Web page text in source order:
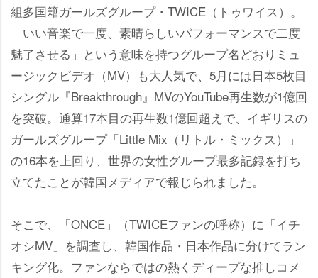
組多国籍ガールズグループ・TWICE（トゥワイス）。
「いい音楽で一度、素晴らしいパフォーマンスで二度
魅了させる」という意味を持つグループ名どおりミュ
ージックビデオ（MV）も大人気で、5月には日本5枚目
シングル『Breakthrough』MVのYouTube再生数が1億回
を突破。通算17本目の再生数1億回超えで、イギリスの
ガールズグループ「Little Mix（リトル・ミックス）」
の16本を上回り、世界の女性グループ最多記録を打ち
立てたことが韓国メディアで報じられました。
そこで、「ONCE」（TWICEファンの呼称）に「イチ
オシMV」を調査し、韓国作品・日本作品に分けてラン
キング化。ファンならではの熱くディープな推しコメ